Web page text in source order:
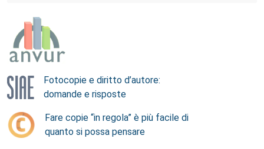
Fotocopie e diritto d’autore:
domande e risposte
Fare copie “in regola” è più facile di
quanto si possa pensare